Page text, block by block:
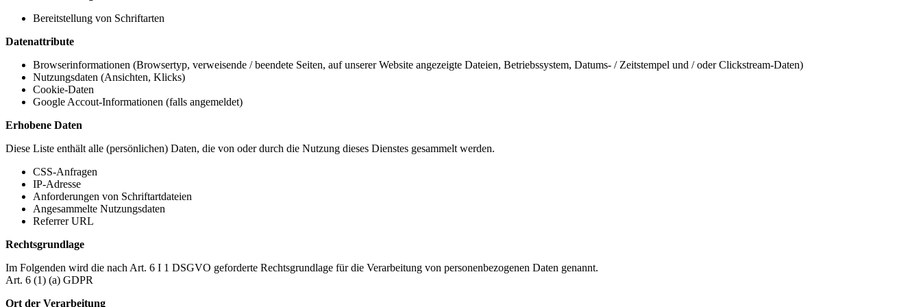
Bereitstellung von Schriftarten
Datenattribute
Browserinformationen (Browsertyp, verweisende / beendete Seiten, auf unserer Website angezeigte Dateien, Betriebssystem, Datums- / Zeitstempel und / oder Clickstream-Daten)
Nutzungsdaten (Ansichten, Klicks)
Cookie-Daten
Google Accout-Informationen (falls angemeldet)
Erhobene Daten
Diese Liste enthält alle (persönlichen) Daten, die von oder durch die Nutzung dieses Dienstes gesammelt werden.
CSS-Anfragen
IP-Adresse
Anforderungen von Schriftartdateien
Angesammelte Nutzungsdaten
Referrer URL
Rechtsgrundlage
Im Folgenden wird die nach Art. 6 I 1 DSGVO geforderte Rechtsgrundlage für die Verarbeitung von personenbezogenen Daten genannt.
Art. 6 (1) (a) GDPR
Ort der Verarbeitung